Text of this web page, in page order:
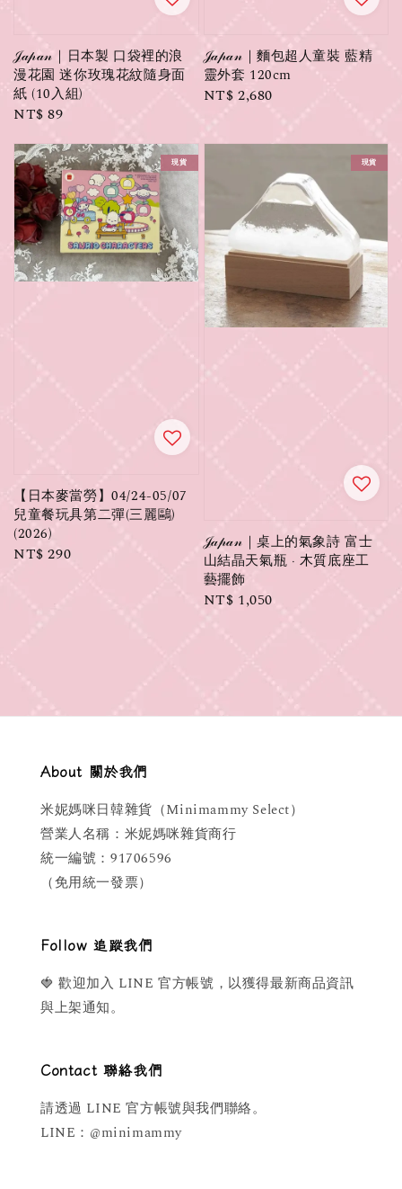
𝒥𝒶𝓅𝒶𝓃｜日本製 口袋裡的浪
漫花園 迷你玫瑰花紋隨身面
紙 (10入組)
Regular
NT$ 89
𝒥𝒶𝓅𝒶𝓃｜麵包超人童裝 藍精
靈外套 120cm
Regular
NT$ 2,680
現貨
【日本麥當勞】04/24-05/07
兒童餐玩具第二彈(三麗鷗)
(2026)
Regular
NT$ 290
現貨
𝒥𝒶𝓅𝒶𝓃｜桌上的氣象詩 富士
山結晶天氣瓶 ‧ 木質底座工
藝擺飾
Regular
NT$ 1,050
About 關於我們
米妮媽咪日韓雜貨（Minimammy Select）
營業人名稱：米妮媽咪雜貨商行
統一編號：91706596
（免用統一發票）
Follow 追蹤我們
🍓 歡迎加入 LINE 官方帳號，以獲得最新商品資訊
與上架通知。
Contact 聯絡我們
請透過 LINE 官方帳號與我們聯絡。
LINE：@minimammy